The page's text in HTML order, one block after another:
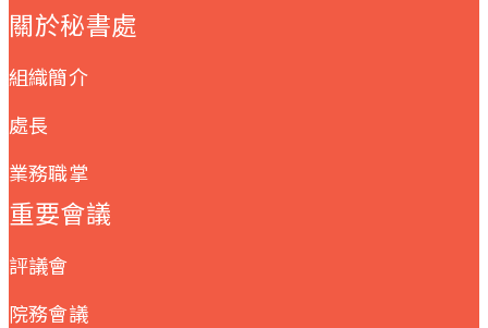
關於秘書處
組織簡介
處長
業務職掌
重要會議
評議會
院務會議